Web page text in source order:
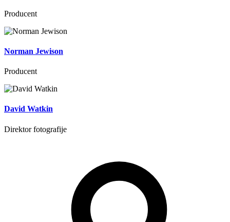
Producent
Norman Jewison
Producent
David Watkin
Direktor fotografije